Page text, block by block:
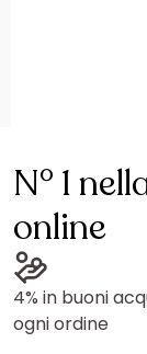
N° 1
online
4% in buoni
ogni ordine